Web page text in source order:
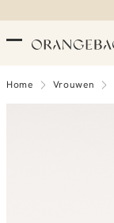
Home Vrouwen